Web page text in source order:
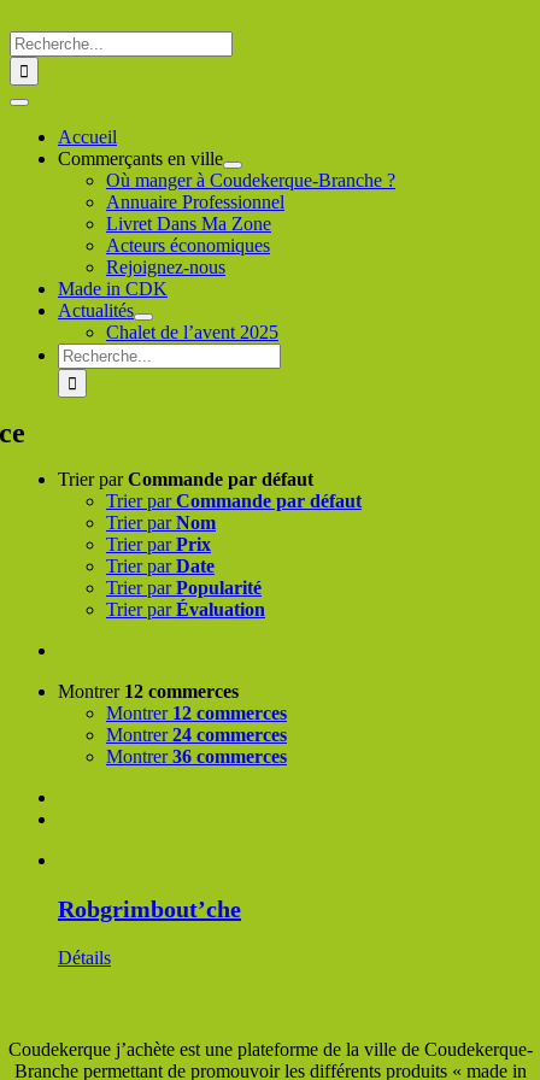
au
contenu
Rechercher
:
Toggle
NavigationAccueil
Commerçants en ville
Où manger à Coudekerque-Branche ?
Annuaire Professionnel
Livret Dans Ma Zone
Acteurs économiques
Rejoignez-nous
Made in CDK
Actualités
Chalet de l’avent 2025
Rechercher
:
ce
Trier parCommande par défaut
Trier parCommande par défaut
Trier parNom
Trier parPrix
Trier parDate
Trier parPopularité
Trier parÉvaluation
Montrer 12 commerces
Montrer 12 commerces
Montrer24 commerces
Montrer36 commerces
Robgrimbout’che
Détails
Coudekerque j’achète est une plateforme de la ville de Coudekerque-
Branche permettant de promouvoir les différents produits « made in